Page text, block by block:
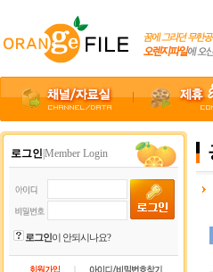
로그인 |Member Login
로그인이 안되시나요?